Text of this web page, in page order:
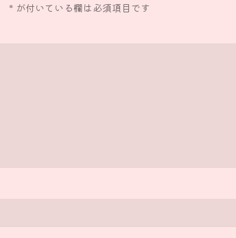
* が付いている欄は必須項目です